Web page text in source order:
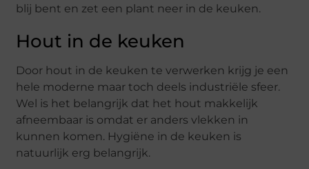
blij bent en zet een plant neer in de keuken.
Hout in de keuken
Door hout in de keuken te verwerken krijg je een
hele moderne maar toch deels industriële sfeer.
Wel is het belangrijk dat het hout makkelijk
afneembaar is omdat er anders vlekken in
kunnen komen. Hygiëne in de keuken is
natuurlijk erg belangrijk.